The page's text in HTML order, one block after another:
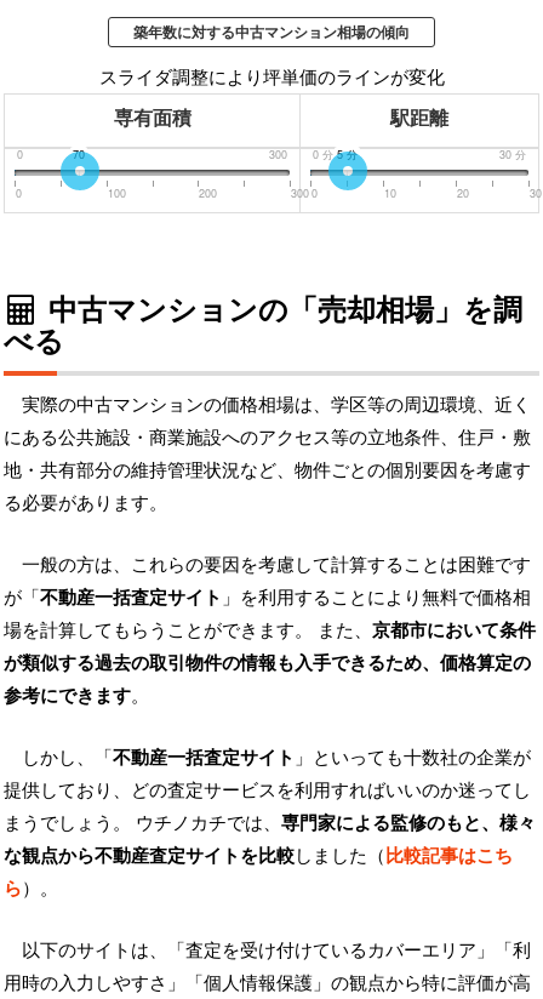
築年数に対する中古マンション相場の傾向
スライダ調整により坪単価のラインが変化
専有面積 駅距離
0 300
70
0 100 200 300
0 分 30 分
5分
0 10 20 30
中古マンションの「売却相場」を調
べる
実際の中古マンションの価格相場は、学区等の周辺環境、近く
にある公共施設・商業施設へのアクセス等の立地条件、住戸・敷
地・共有部分の維持管理状況など、物件ごとの個別要因を考慮す
る必要があります。
一般の方は、これらの要因を考慮して計算することは困難です
が「不動産一括査定サイト 」を利用することにより無料で価格相
場を計算してもらうことができます。 また、 京都市において条件
が類似する過去の取引物件の情報も入手できるため、価格算定の
参考にできます。
しかし、「不動産一括査定サイト 」といっても十数社の企業が
提供しており、どの査定サービスを利用すればいいのか迷ってし
まうでしょう。 ウチノカチでは、 専門家による監修のもと、様々
な観点から不動産査定サイトを比較しました（比較記事はこち
ら）。
以下のサイトは、「査定を受け付けているカバーエリア」「利
用時の入力しやすさ」「個人情報保護」の観点から特に評価が高